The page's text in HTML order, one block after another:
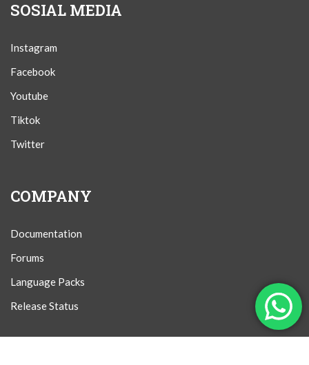
SOSIAL MEDIA
Instagram
Facebook
Youtube
Tiktok
Twitter
COMPANY
Documentation
Forums
Language Packs
Release Status